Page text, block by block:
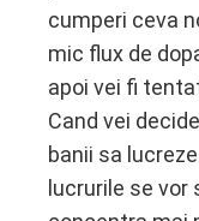
cumperi ceva
mic flux de
apoi vei fi
Cand vei
banii sa
lucrurile se